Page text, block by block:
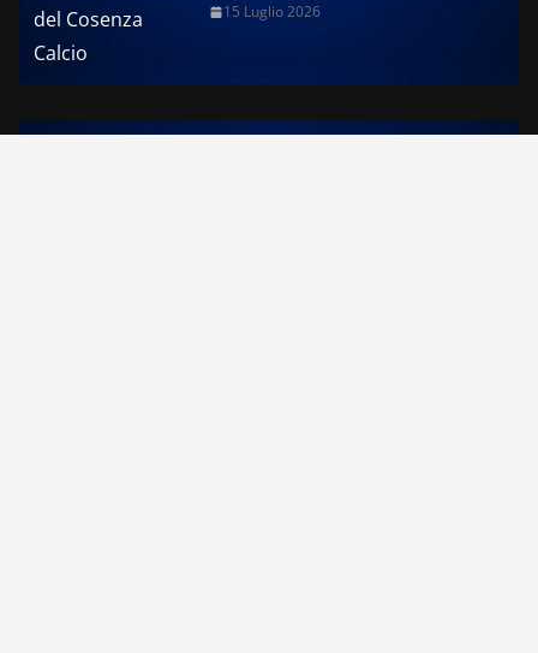
15 Luglio 2026